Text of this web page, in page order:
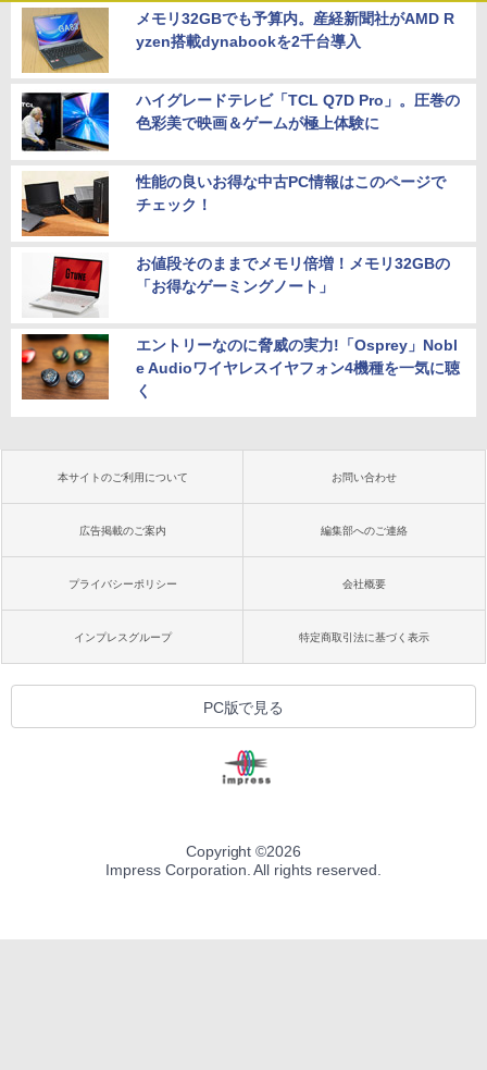
メモリ32GBでも予算内。産経新聞社がAMD R
yzen搭載dynabookを2千台導入
ハイグレードテレビ「TCL Q7D Pro」。圧巻の
色彩美で映画＆ゲームが極上体験に
性能の良いお得な中古PC情報はこのページで
チェック！
お値段そのままでメモリ倍増！メモリ32GBの
「お得なゲーミングノート」
エントリーなのに脅威の実力!「Osprey」Nobl
e Audioワイヤレスイヤフォン4機種を一気に聴
く
本サイトのご利用について お問い合わせ
広告掲載のご案内 編集部へのご連絡
プライバシーポリシー 会社概要
インプレスグループ 特定商取引法に基づく表示
PC版で見る
Copyright ©2026
Impress Corporation. All rights reserved.